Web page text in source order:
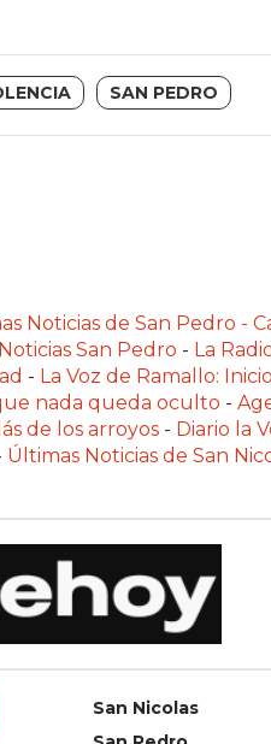
SAN PEDRO
Noticias de San Pedro -
Noticias San Pedro - La
- La Voz de Ramallo: Inicio
nada queda oculto -
de los arroyos - Diario la
Últimas Noticias de San
San Nicolas